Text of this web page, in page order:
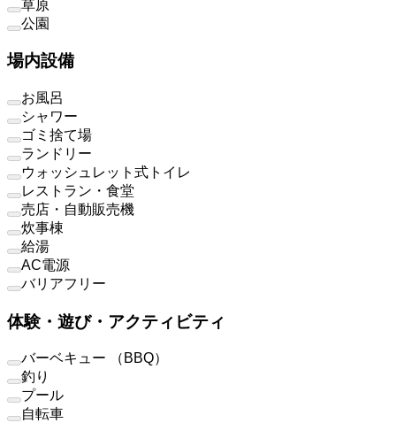
草原
公園
場内設備
お風呂
シャワー
ゴミ捨て場
ランドリー
ウォッシュレット式トイレ
レストラン・食堂
売店・自動販売機
炊事棟
給湯
AC電源
バリアフリー
体験・遊び・アクティビティ
バーベキュー （BBQ）
釣り
プール
自転車